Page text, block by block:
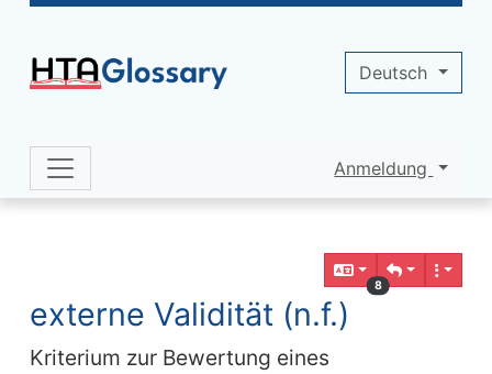
Navigation and related functionality
8
externe Validität (n.f.)
Kriterium zur Bewertung eines
Site identity, navigation, etc.
Anmeldung
Deutsch